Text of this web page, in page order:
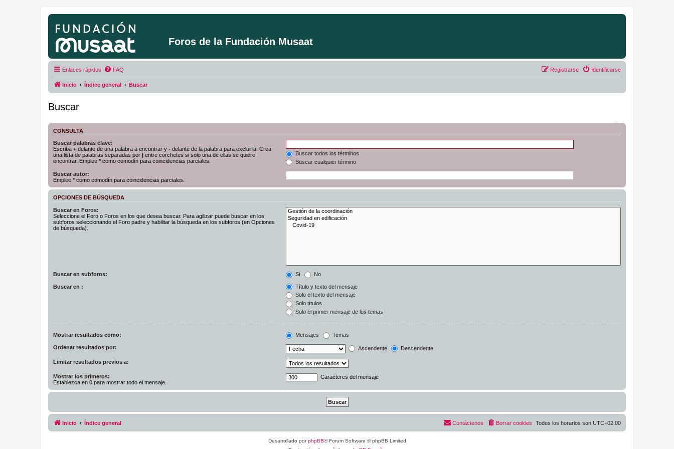
Foros de la Fundación Musaat
Enlaces rápidos FAQ Identificarse
Registrarse
Inicio Índice general Buscar
Buscar
CONSULTA
Buscar palabras clave:
Escriba + delante de una palabra a encontrar y - delante de la palabra para excluirla. Crea
una lista de palabras separadas por | entre corchetes si solo una de ellas se quiere
encontrar. Emplee * como comodín para coincidencias parciales.
Buscar todos los términos
Buscar cualquier término
Buscar autor:
Emplee * como comodín para coincidencias parciales.
OPCIONES DE BÚSQUEDA
Buscar en Foros:
Seleccione el Foro o Foros en los que desea buscar. Para agilizar puede buscar en los
subforos seleccionando el Foro padre y habilitar la búsqueda en los subforos (en Opciones
de búsqueda).
Buscar en subforos: Sí No
Buscar en :
Título y texto del mensaje
Solo el texto del mensaje
Solo títulos
Solo el primer mensaje de los temas
Mostrar resultados como: Mensajes Temas
Ordenar resultados por: Ascendente Descendente
Limitar resultados previos a:
Mostrar los primeros:
Establezca en 0 para mostrar todo el mensaje.
Caracteres del mensaje
Inicio Índice general Todos los horarios son UTC+02:00
Borrar cookies
Contáctenos
Desarrollado porphpBB® Forum Software © phpBB Limited